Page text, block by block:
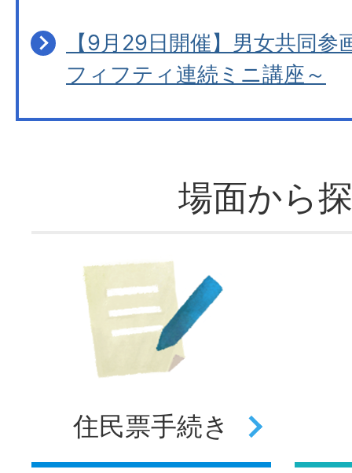
【9月29日開催】男女共同
フィフティ連続ミニ講座～
場面から
住民票手続き